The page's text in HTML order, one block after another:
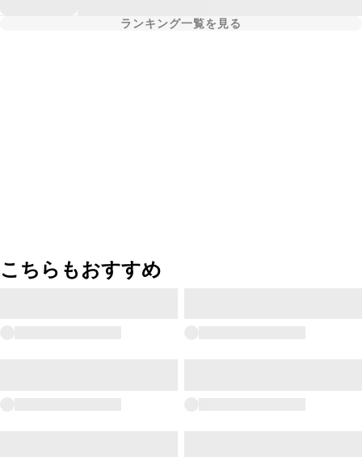
ランキング一覧を見る
こちらもおすすめ